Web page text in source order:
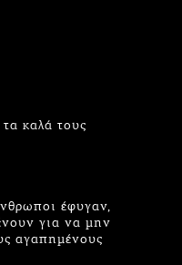
καλά τους
έφυγαν,
για να μην
αγαπημένους